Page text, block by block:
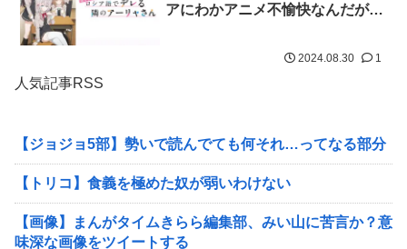
アにわかアニメ不愉快なんだが…
2024.08.30 1
人気記事RSS
【ジョジョ5部】勢いで読んでても何それ…ってなる部分
【トリコ】食義を極めた奴が弱いわけない
【画像】まんがタイムきらら編集部、みい山に苦言か？意
味深な画像をツイートする